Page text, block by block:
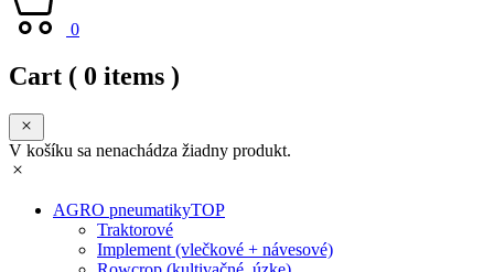
0
Cart ( 0 items )
V košíku sa nenachádza žiadny produkt.
AGRO pneumatikyTOP
Traktorové
Implement (vlečkové + návesové)